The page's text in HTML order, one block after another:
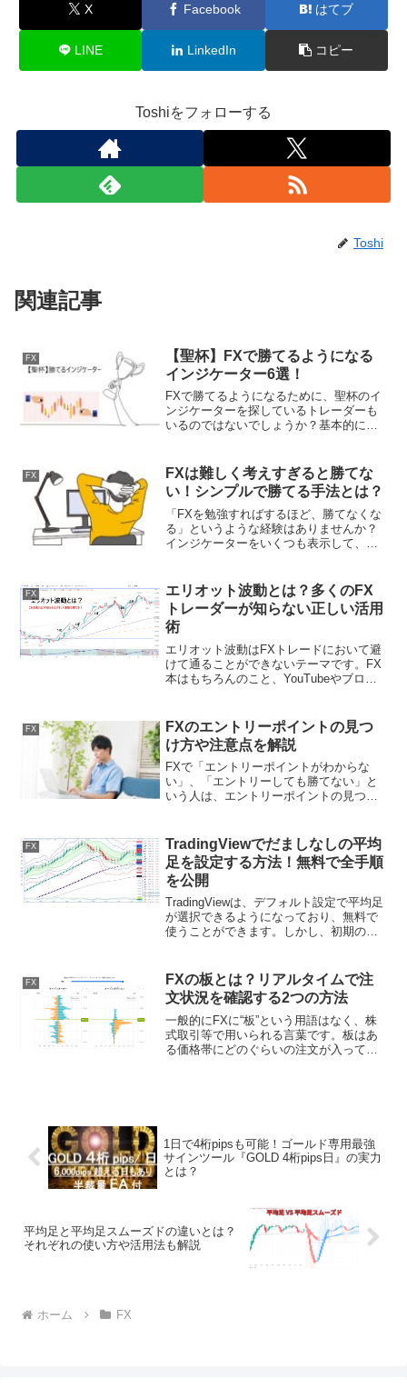
X Facebook はてブ
LINE LinkedIn コピー
Toshiをフォローする
Toshi
関連記事
FX
【聖杯】FXで勝てるようになる
インジケーター6選！
FXで勝てるようになるために、聖杯のイ
ンジケーターを探しているトレーダーも
いるのではないでしょうか？基本的に、
せん。そのため、必ず勝てるインジケー
ターを見つけること...
FX
FXは難しく考えすぎると勝てな
い！シンプルで勝てる手法とは？
「FXを勉強すればするほど、勝てなくな
る」というような経験はありませんか？
インジケーターをいくつも表示して、複
「自分にはセンスがないのかも」と落ち
込む前に、一度立ち止まっ...
FX
エリオット波動とは？多くのFX
トレーダーが知らない正しい活用
術
エリオット波動はFXトレードにおいて避
けて通ることができないテーマです。FX
本はもちろんのこと、YouTubeやブログ
たりしたことがあるという方も多いので
はないでしょう...
FX
FXのエントリーポイントの見つ
け方や注意点を解説
FXで「エントリーポイントがわからな
い」、「エントリーしても勝てない」と
いう人は、エントリーポイントの見つけ
るようになれば、期待値の高いトレード
ができるので、非常におす...
FX
TradingViewでだましなしの平均
足を設定する方法！無料で全手順
を公開
TradingViewは、デフォルト設定で平均足
が選択できるようになっており、無料で
使うことができます。しかし、初期の平
はないでしょうか？そこで、今回は
TradingV...
FX
FXの板とは？リアルタイムで注
文状況を確認する2つの方法
一般的にFXに“板”という用語はなく、株
式取引等で用いられる言葉です。板はあ
る価格帯にどのぐらいの注文が入ってい
1日で4桁pipsも可能！ゴールド専用最強
サインツール『GOLD 4桁pips日』の実力
とは？
平均足と平均足スムーズドの違いとは？
それぞれの使い方や活用法も解説
ホーム FX